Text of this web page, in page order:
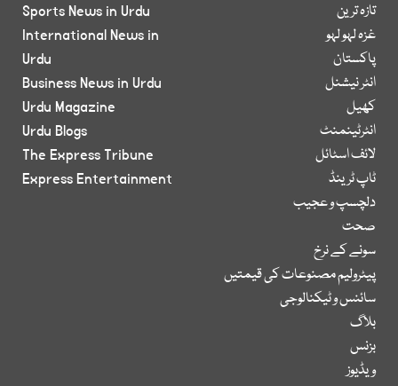
تازہ ترین
غزہ لہو لہو
پاکستان
انٹر نیشنل
کھیل
انٹرٹینمنٹ
لائف اسٹائل
ٹاپ ٹرینڈ
دلچسپ و عجیب
صحت
سونے کے نرخ
پیٹرولیم مصنوعات کی قیمتیں
سائنس و ٹیکنالوجی
بلاگ
بزنس
ویڈیوز
Sports News in Urdu
International News in
Urdu
Business News in Urdu
Urdu Magazine
Urdu Blogs
The Express Tribune
Express Entertainment